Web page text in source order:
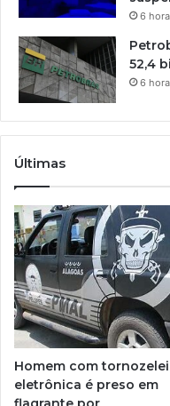
6
52,4
6
Últimas
Homem com
eletrônica é preso em